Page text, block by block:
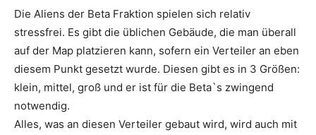
Die Aliens der Beta Fraktion spielen sich relativ
stressfrei. Es gibt die üblichen Gebäude, die man überall
auf der Map platzieren kann, sofern ein Verteiler an eben
diesem Punkt gesetzt wurde. Diesen gibt es in 3 Größen:
klein, mittel, groß und er ist für die Beta`s zwingend
notwendig.
Alles, was an diesen Verteiler gebaut wird, wird auch mit